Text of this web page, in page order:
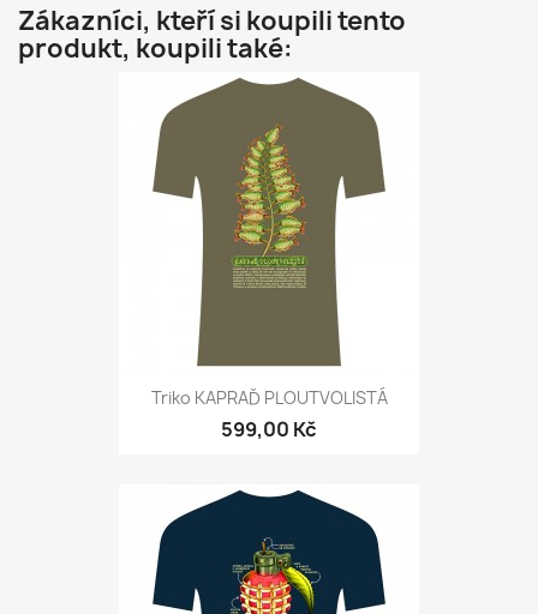
Zákazníci, kteří si koupili tento
produkt, koupili také:
Triko KAPRAĎ PLOUTVOLISTÁ
599,00 Kč